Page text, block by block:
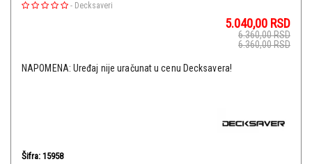
- Decksaveri
5.040,00 RSD
6.360,00RSD
6.360,00RSD
NAPOMENA: Uređaj nije uračunat u cenu Decksavera!
Šifra: 15958